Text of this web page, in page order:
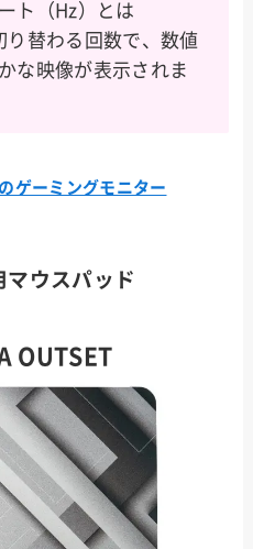
ト（Hz）とは
り替わる回数で、数値
な映像が表示されま
ゲーミングモニター
ウスパッド
OUTSET